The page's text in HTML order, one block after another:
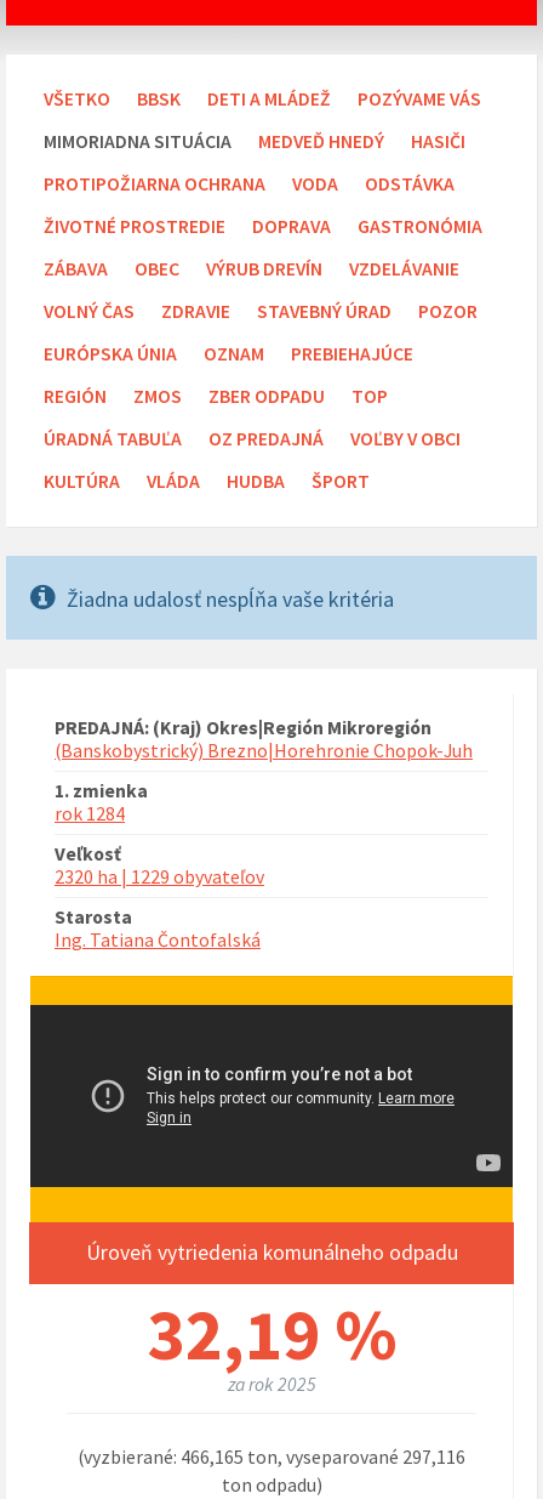
VŠETKO BBSK DETI A MLÁDEŽ
POZÝVAME VÁS
MIMORIADNA SITUÁCIA
MEDVEĎ HNEDÝ
HASIČI
PROTIPOŽIARNA OCHRANA
VODA
ODSTÁVKA
ŽIVOTNÉ PROSTREDIE
DOPRAVA
GASTRONÓMIA
ZÁBAVA
OBEC VÝRUB DREVÍN
VZDELÁVANIE
VOLNÝ ČAS
ZDRAVIE STAVEBNÝ ÚRAD
POZOR
EURÓPSKA ÚNIA
OZNAM
PREBIEHAJÚCE
REGIÓN
ZMOS ZBER ODPADU
TOP
ÚRADNÁ TABUĽA
OZ PREDAJNÁ
VOĽBY V OBCI
KULTÚRA
VLÁDA HUDBA ŠPORT
Žiadna udalosť nespĺňa vaše kritéria
PREDAJNÁ: (Kraj) Okres|Región Mikroregión
(Banskobystrický) Brezno|Horehronie Chopok-Juh
1. zmienka
rok 1284
Veľkosť
2320 ha | 1229 obyvateľov
Starosta
Ing. Tatiana Čontofalská
Úroveň vytriedenia komunálneho odpadu
32,19 %
za rok 2025
(vyzbierané: 466,165 ton, vyseparované 297,116
ton odpadu)